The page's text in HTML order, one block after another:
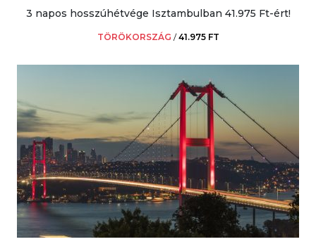
3 napos hosszúhétvége Isztambulban 41.975 Ft-ért!
TÖRÖKORSZÁG /41.975 FT